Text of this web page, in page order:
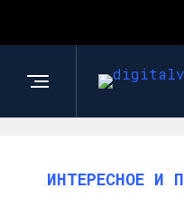
ИНТЕРЕСНОЕ И